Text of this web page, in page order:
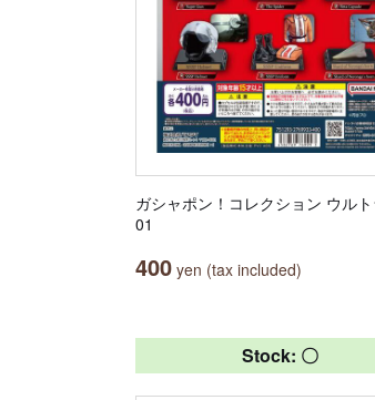
ガシャポン！コレクション ウル
01
400 yen (tax included)
Stock: 〇